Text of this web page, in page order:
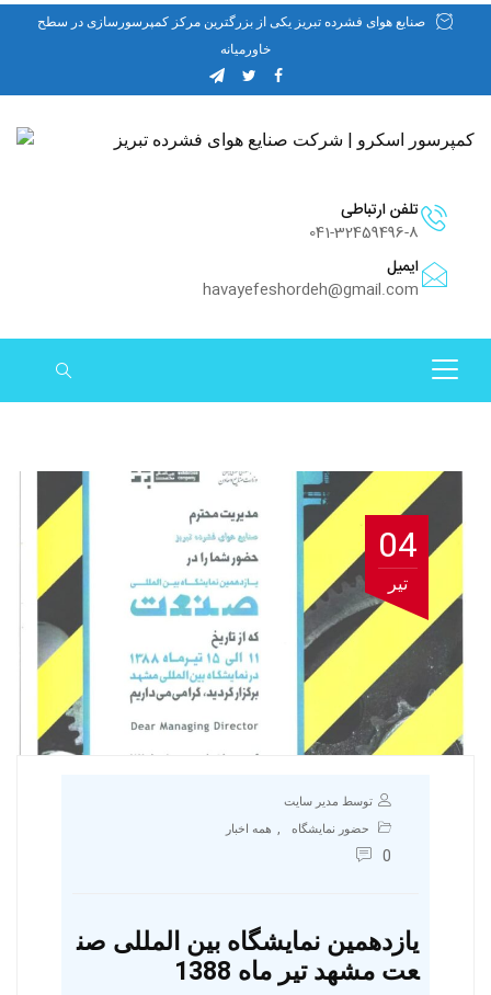
صنایع هوای فشرده تبریز یکی از بزرگترین مرکز کمپرسورسازی در سطح
خاورمیانه
تلفن ارتباطی
041-32459496-8
ایمیل
havayefeshordeh@gmail.com
04
تیر
توسط مدیر سایت
حضور نمایشگاه
, همه اخبار
0
یازدهمین نمایشگاه بین المللی صن
عت مشهد تیر ماه 1388